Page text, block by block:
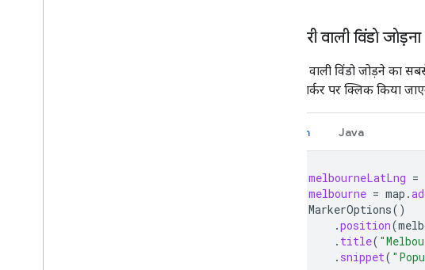
जानकारी वाली विंडो जोड़ना
जानकारी वाली विंडो जोड़ने का
भी उस मार्कर पर क्लिक किया
Kotlin Java
melbourneLatLng =
melbourne = map .
MarkerOptions()
.position(
. title(
. snippet(